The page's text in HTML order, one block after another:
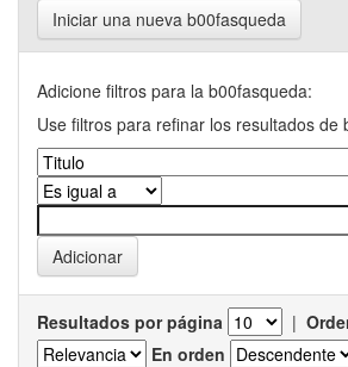
Iniciar una nueva b00fasqueda
Adicione filtros para la b00fasqueda:
Use filtros para refinar los resultados de
Resultados por página |
En orden